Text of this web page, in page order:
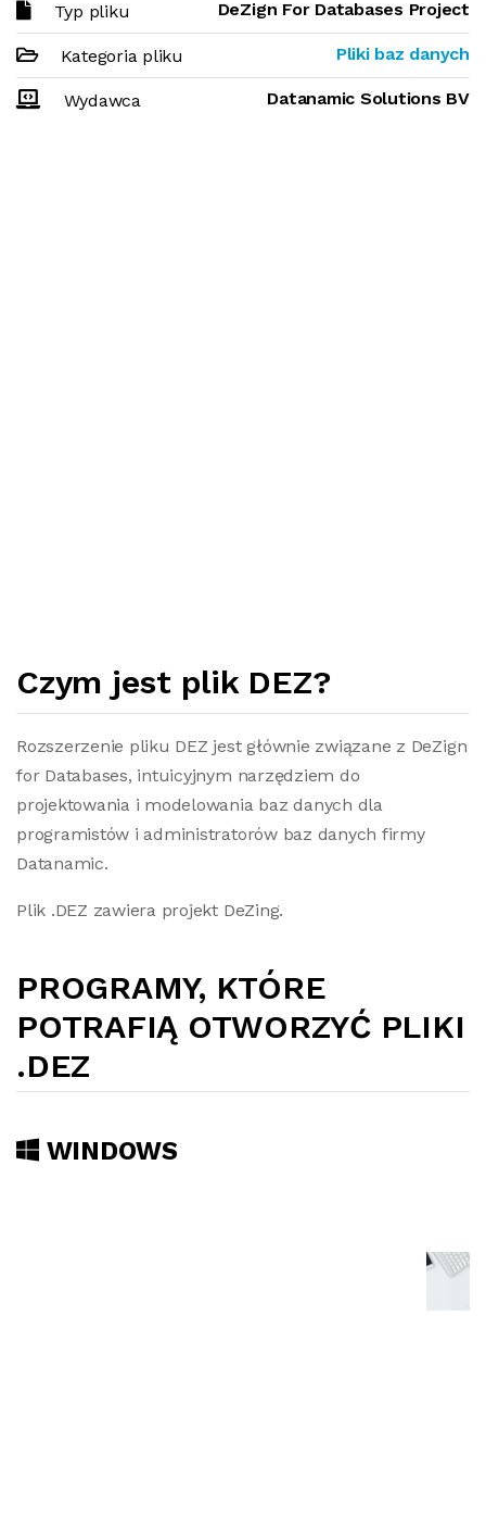
Typ pliku DeZign For Databases Project
Kategoria pliku Pliki baz danych
Wydawca Datanamic Solutions BV
Czym jest plik DEZ?
Rozszerzenie pliku DEZ jest głównie związane z DeZign
for Databases, intuicyjnym narzędziem do
projektowania i modelowania baz danych dla
programistów i administratorów baz danych firmy
Datanamic.
Plik .DEZ zawiera projekt DeZing.
PROGRAMY, KTÓRE
POTRAFIĄ OTWORZYĆ PLIKI
.DEZ
WINDOWS